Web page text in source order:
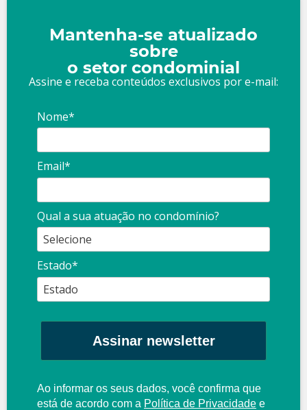
Mantenha-se atualizado
sobre
o setor condominial
Assine e receba conteúdos exclusivos por e-mail:
Nome*
Email*
Qual a sua atuação no condomínio?
Estado*
Assinar newsletter
Ao informar os seus dados, você confirma que
está de acordo com a Política de Privacidade e